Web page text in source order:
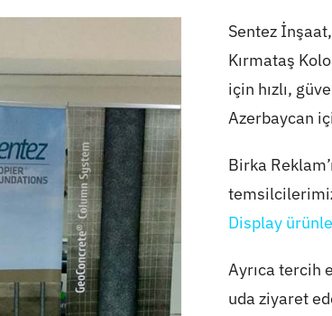
Sentez
Kırmataş
için hızlı,
Azerbaycan
Birka
Display
Ayrıca tercih
uda ziyaret